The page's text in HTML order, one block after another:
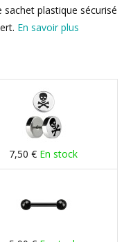
plastique sécurisé
En savoir plus
7,50 € En stock